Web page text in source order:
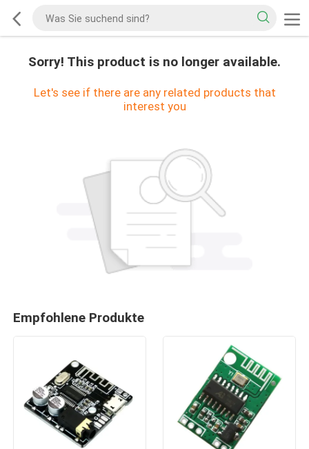
Sorry! This product is no longer available.
Let's see if there are any related products that
interest you
Empfohlene Produkte